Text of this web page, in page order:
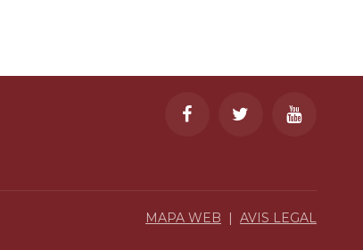
MAPA WEB | AVIS LEGAL